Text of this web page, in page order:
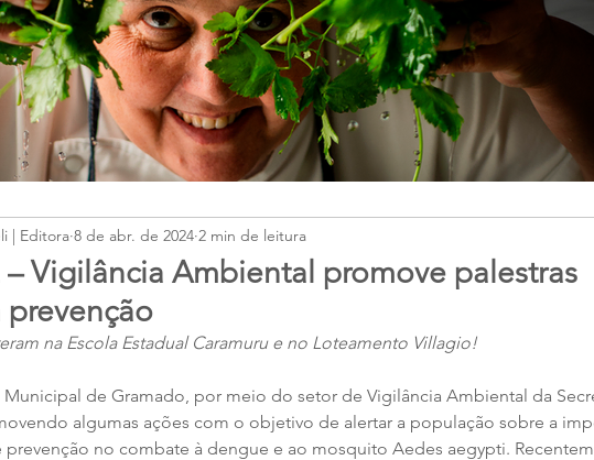
– Vigilância Ambiental promove palestras
prevenção
| Editora 8 de abr. de 2024 2 min de leitura
na Escola Estadual Caramuru e no Loteamento Villagio!
de Gramado, por meio do setor de Vigilância Ambiental da
algumas ações com o objetivo de alertar a população sobre a
no combate à dengue e ao mosquito Aedes aegypti.